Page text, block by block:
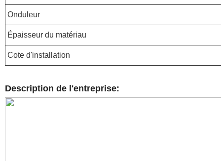
Onduleur
Épaisseur du matériau
Cote d'installation
Description de l'entreprise: